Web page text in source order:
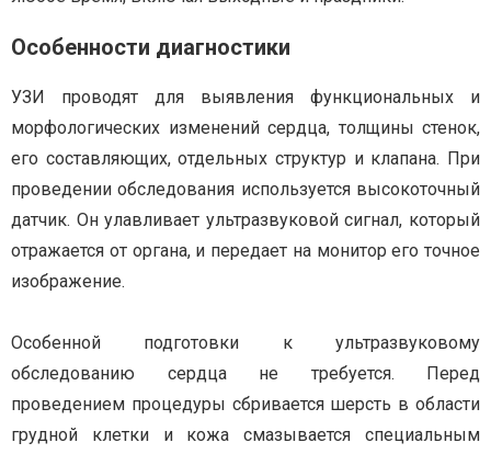
Особенности диагностики
УЗИ проводят для выявления функциональных и
морфологических изменений сердца, толщины стенок,
его составляющих, отдельных структур и клапана. При
проведении обследования используется высокоточный
датчик. Он улавливает ультразвуковой сигнал, который
отражается от органа, и передает на монитор его точное
изображение.
Особенной подготовки к ультразвуковому
обследованию сердца не требуется. Перед
проведением процедуры сбривается шерсть в области
грудной клетки и кожа смазывается специальным